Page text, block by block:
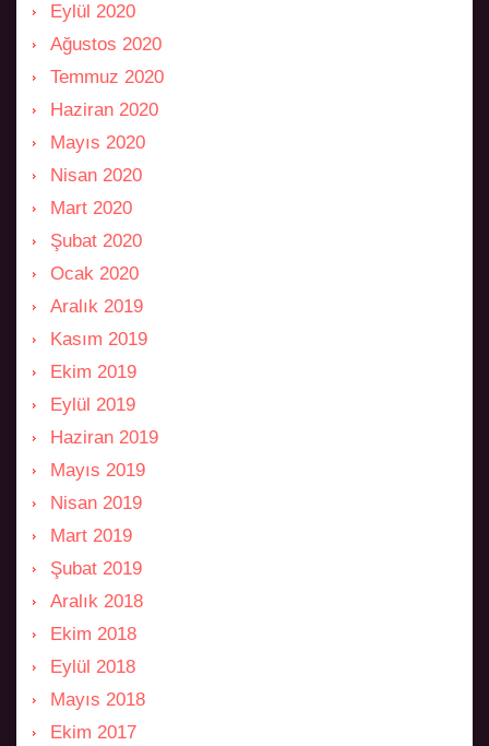
Eylül 2020
Ağustos 2020
Temmuz 2020
Haziran 2020
Mayıs 2020
Nisan 2020
Mart 2020
Şubat 2020
Ocak 2020
Aralık 2019
Kasım 2019
Ekim 2019
Eylül 2019
Haziran 2019
Mayıs 2019
Nisan 2019
Mart 2019
Şubat 2019
Aralık 2018
Ekim 2018
Eylül 2018
Mayıs 2018
Ekim 2017